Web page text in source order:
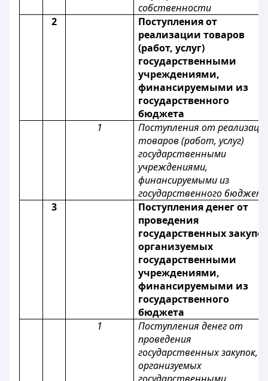
собственности
2
Поступления от
реализации товаров
(работ, услуг)
государственными
учреждениями,
финансируемыми из
государственного
бюджета
1
Поступления от
товаров (работ, услуг)
государственными
учреждениями,
финансируемыми из
государственного
3
Поступления денег от
проведения
государственных
организуемых
государственными
учреждениями,
финансируемыми из
государственного
бюджета
1
Поступления денег от
проведения
государственных закупок,
организуемых